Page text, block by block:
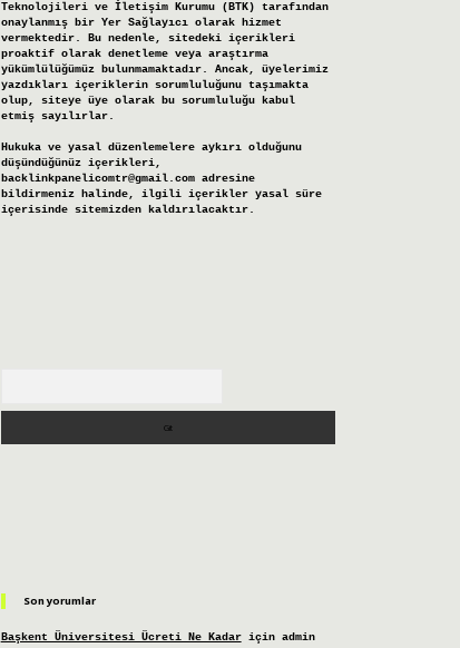
Teknolojileri ve İletişim Kurumu (BTK) tarafından
onaylanmış bir Yer Sağlayıcı olarak hizmet
vermektedir. Bu nedenle, sitedeki içerikleri
proaktif olarak denetleme veya araştırma
yükümlülüğümüz bulunmamaktadır. Ancak, üyelerimiz
yazdıkları içeriklerin sorumluluğunu taşımakta
olup, siteye üye olarak bu sorumluluğu kabul
etmiş sayılırlar.
Hukuka ve yasal düzenlemelere aykırı olduğunu
düşündüğünüz içerikleri,
backlinkpanelicomtr@gmail.comadresine
bildirmeniz halinde, ilgili içerikler yasal süre
içerisinde sitemizden kaldırılacaktır.
Son yorumlar
Başkent Üniversitesi Ücreti Ne Kadariçin admin